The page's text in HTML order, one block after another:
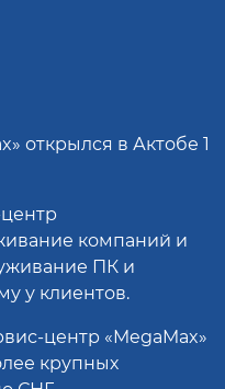
открылся в Актобе 1
компаний и
ПК и
у клиентов.
центр «MegaMax»
крупных